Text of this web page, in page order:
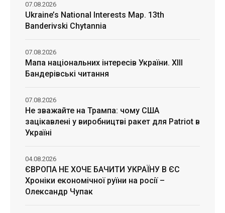
Ukraine’s National Interests Map. 13th
Banderivski Chytannia
07.08.2026
Мапа національних інтересів України. ХІІІ
Бандерівські читання
07.08.2026
Не зважайте на Трампа: чому США
зацікавлені у виробництві ракет для Patriot в
Україні
07.08.2026
ЄВРОПА НЕ ХОЧЕ БАЧИТИ УКРАЇНУ В ЄС
Хроніки економічної руїни на росії –
Олександр Чупак
04.08.2026